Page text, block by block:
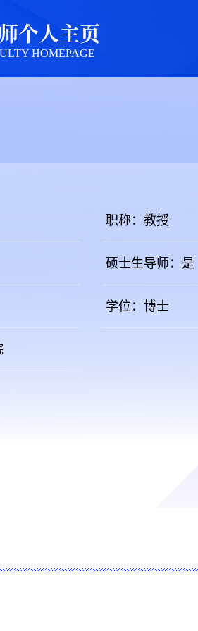
个人主页
HOMEPAGE
职称：教授
硕士生导师：是
学位：博士